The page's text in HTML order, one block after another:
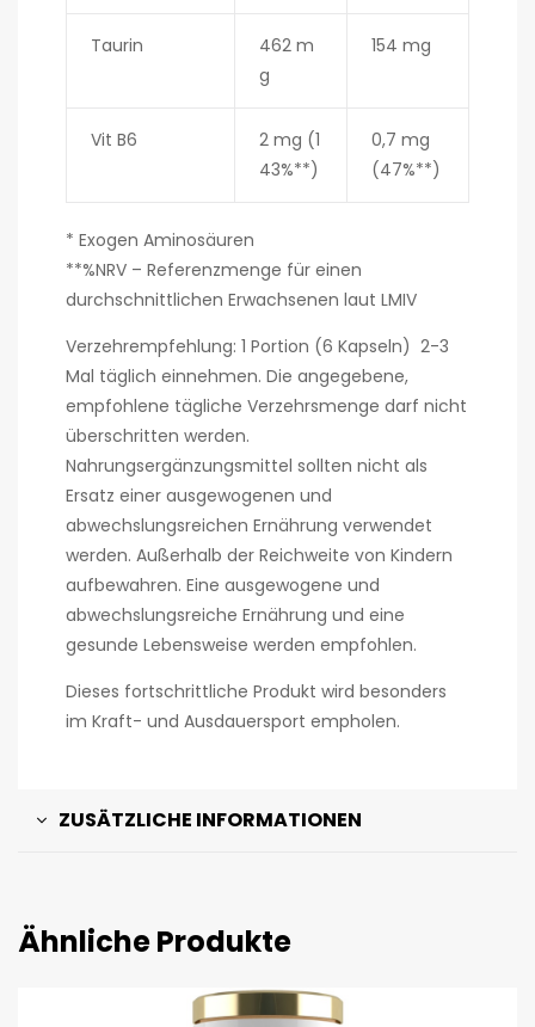
Taurin
462 m
g
154 mg
Vit B6
2 mg (1
43%**)
0,7 mg
(47%**)
* Exogen Aminosäuren
**%NRV – Referenzmenge für einen
durchschnittlichen Erwachsenen laut LMIV
Verzehrempfehlung: 1 Portion (6 Kapseln) 2-3
Mal täglich einnehmen. Die angegebene,
empfohlene tägliche Verzehrsmenge darf nicht
überschritten werden.
Nahrungsergänzungsmittel sollten nicht als
Ersatz einer ausgewogenen und
abwechslungsreichen Ernährung verwendet
werden. Außerhalb der Reichweite von Kindern
aufbewahren. Eine ausgewogene und
abwechslungsreiche Ernährung und eine
gesunde Lebensweise werden empfohlen.
Dieses fortschrittliche Produkt wird besonders
im Kraft- und Ausdauersport empholen.
ZUSÄTZLICHE INFORMATIONEN
Ähnliche Produkte